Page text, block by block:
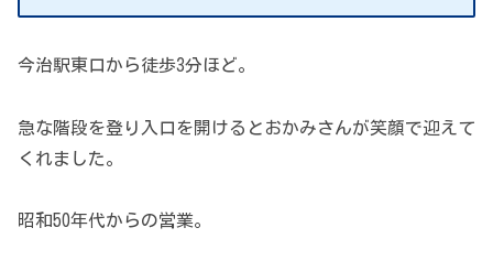
今治駅東口から徒歩3分ほど。
急な階段を登り入口を開けるとおかみさんが笑顔で迎えて
くれました。
昭和50年代からの営業。